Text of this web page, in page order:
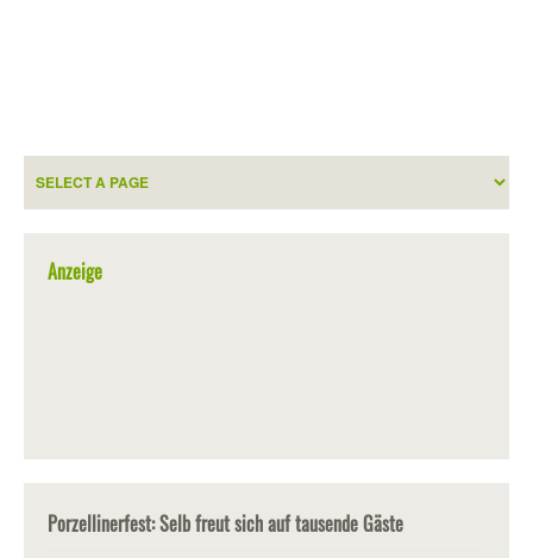
Anzeige
Porzellinerfest: Selb freut sich auf tausende Gäste